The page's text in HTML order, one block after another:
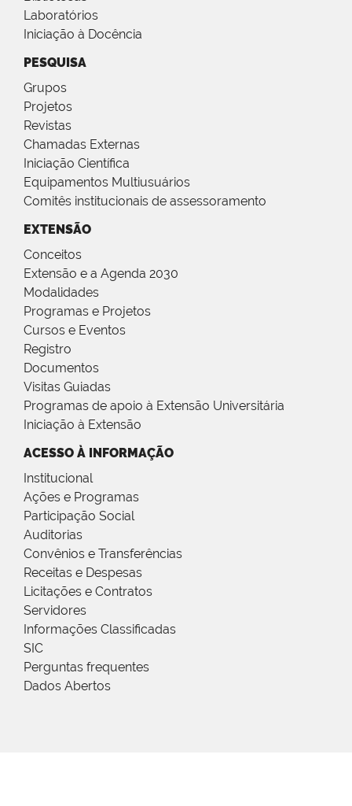
Laboratórios
Iniciação à Docência
PESQUISA
Grupos
Projetos
Revistas
Chamadas Externas
Iniciação Científica
Equipamentos Multiusuários
Comitês institucionais de assessoramento
EXTENSÃO
Conceitos
Extensão e a Agenda 2030
Modalidades
Programas e Projetos
Cursos e Eventos
Registro
Documentos
Visitas Guiadas
Programas de apoio à Extensão Universitária
Iniciação à Extensão
ACESSO À INFORMAÇÃO
Institucional
Ações e Programas
Participação Social
Auditorias
Convênios e Transferências
Receitas e Despesas
Licitações e Contratos
Servidores
Informações Classificadas
SIC
Perguntas frequentes
Dados Abertos